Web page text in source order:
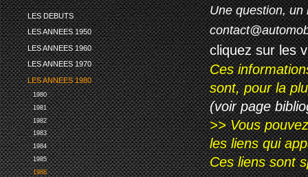
LES DEBUTS
LES ANNEES 1950
LES ANNEES 1960
LES ANNEES 1970
LES ANNEES 1980
1980
1981
1982
1983
1984
1985
1986
Une question, un
cliquez sur les
Ces
sont, pour la
(voir page
>> Vous
les liens qui
Ces liens sont